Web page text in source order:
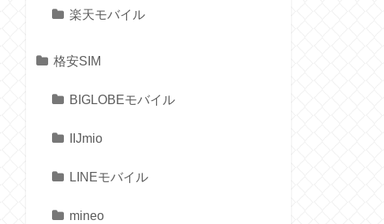
楽天モバイル
格安SIM
BIGLOBEモバイル
IIJmio
LINEモバイル
mineo